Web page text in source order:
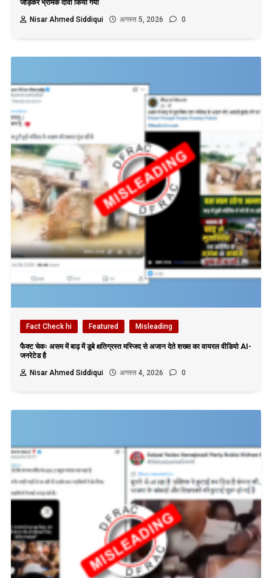
जोड़कर भ्रामक दावा किया गया
Nisar Ahmed Siddiqui
अगस्त 5, 2026 0
Fact Check hi Featured Misleading
फैक्ट चेकः असम में बाढ़ में डूबे क्षतिग्रस्त मस्जिद से अजान देते शख्स का वायरल वीडियो AI-
जनरेटेड है
Nisar Ahmed Siddiqui
अगस्त 4, 2026 0